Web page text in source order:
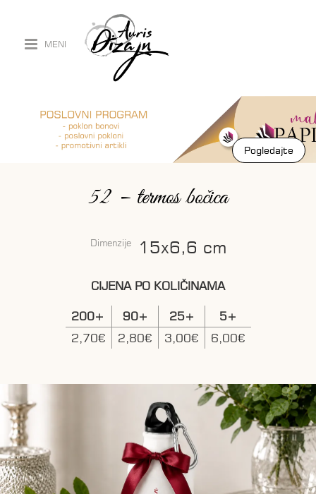
MENI
Pogledajte
Pogledajte
52 – termos bočica
Dimenzije 15x6,6 cm
CIJENA PO KOLIČINAMA
200+ 90+ 25+
5+
2,70€
2,80€ 3,00€ 6,00€